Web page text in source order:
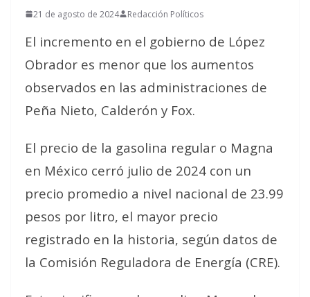
21 de agosto de 2024 Redacción Políticos
El incremento en el gobierno de López
Obrador es menor que los aumentos
observados en las administraciones de
Peña Nieto, Calderón y Fox.
El precio de la gasolina regular o Magna
en México cerró julio de 2024 con un
precio promedio a nivel nacional de 23.99
pesos por litro, el mayor precio
registrado en la historia, según datos de
la Comisión Reguladora de Energía (CRE).